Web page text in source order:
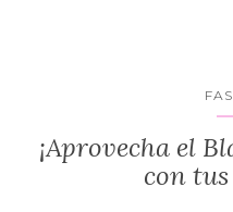
¡Aprovecha el
con